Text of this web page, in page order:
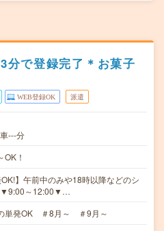
分で登録完了＊お菓子
WEB登録OK 派遣
---分
！
OK!】午前中のみや18時以降などのシ
▼9:00～12:00▼…
単発OK ＃8月～ ＃9月～